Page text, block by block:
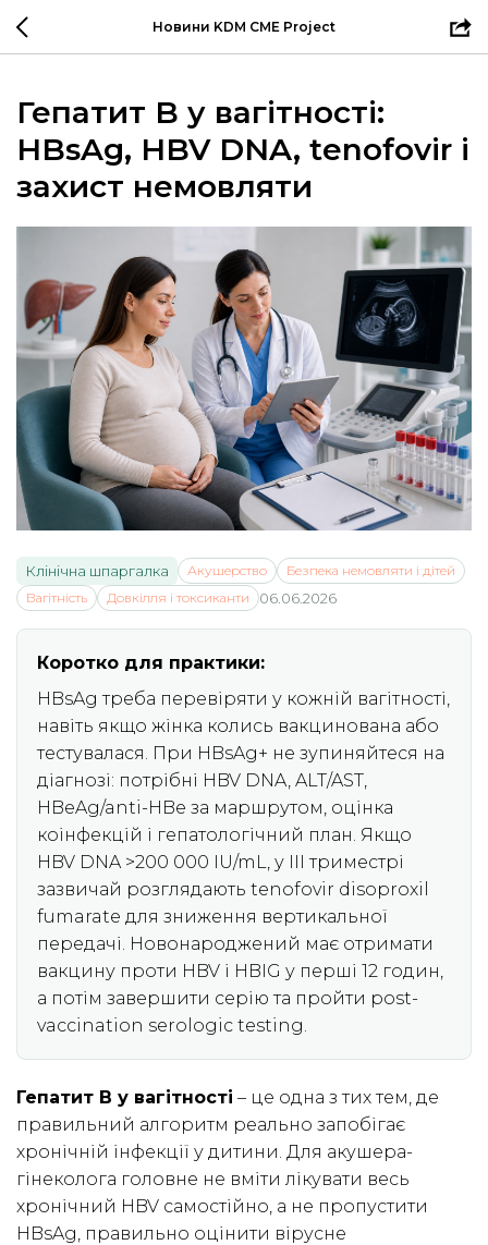
Новини KDM CME Project
Гепатит B у вагітності:
HBsAg, HBV DNA, tenofovir і
захист немовляти
Клінічна шпаргалка Акушерство
Безпека немовляти і дітей
Вагітність
Довкілля і токсиканти 06.06.2026
Коротко для практики:
HBsAg треба перевіряти у кожній вагітності,
навіть якщо жінка колись вакцинована або
тестувалася. При HBsAg+ не зупиняйтеся на
діагнозі: потрібні HBV DNA, ALT/AST,
HBeAg/anti-HBe за маршрутом, оцінка
коінфекцій і гепатологічний план. Якщо
HBV DNA >200 000 IU/mL, у III триместрі
зазвичай розглядають tenofovir disoproxil
fumarate для зниження вертикальної
передачі. Новонароджений має отримати
вакцину проти HBV і HBIG у перші 12 годин,
а потім завершити серію та пройти post-
vaccination serologic testing.
Гепатит B у вагітності – це одна з тих тем, де
правильний алгоритм реально запобігає
хронічній інфекції у дитини. Для акушера-
гінеколога головне не вміти лікувати весь
хронічний HBV самостійно, а не пропустити
HBsAg, правильно оцінити вірусне